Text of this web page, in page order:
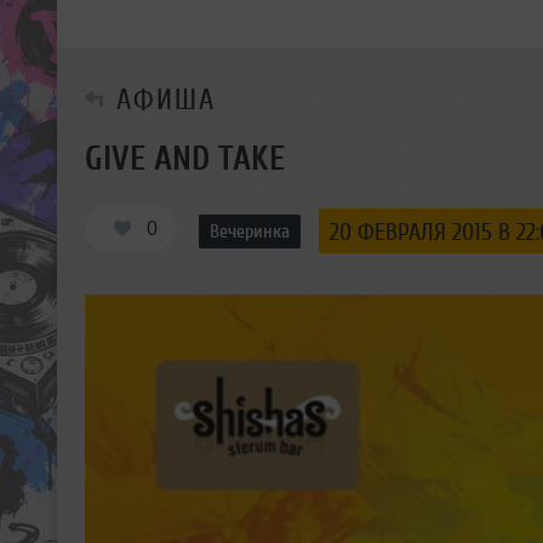
АФИША
​GIVE AND TAKE
0 Вечеринка 20 ФЕВРАЛЯ 2015 В